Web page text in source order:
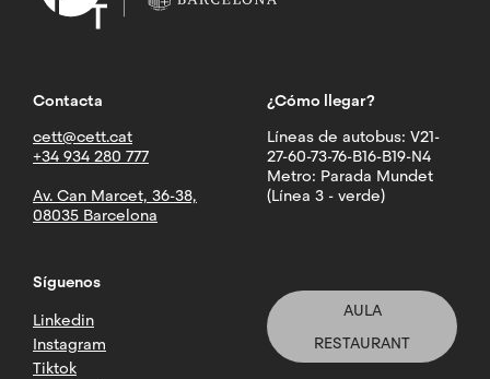
Contacta
cett@cett.cat
+34 934 280 777
Av. Can Marcet, 36-38,
08035 Barcelona
¿Cómo llegar?
Líneas de autobus: V21-
27-60-73-76-B16-B19-N4
Metro: Parada Mundet
(Línea 3 - verde)
Síguenos
Linkedin
Instagram
Tiktok
AULA
RESTAURANT